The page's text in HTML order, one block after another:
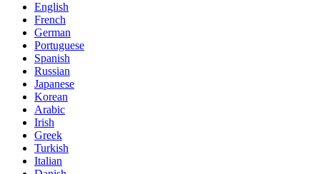
English
French
German
Portuguese
Spanish
Russian
Japanese
Korean
Arabic
Irish
Greek
Turkish
Italian